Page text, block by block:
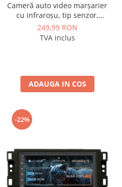
Cameră auto video marșarier
cu infraroșu, tip senzor,
rezoluție 1280x720P, unghi
deschis 140° - AD-BGCM4
249,99 RON
TVA inclus
ADAUGA IN COS
-22%